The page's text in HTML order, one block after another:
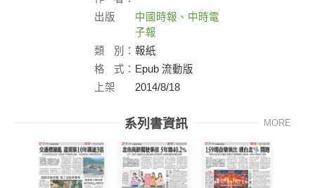
出版
中國時報、中時電
子報
類
別： 報紙
格
式： Epub 流動版
上架
2014/8/18
系列書資訊 MORE